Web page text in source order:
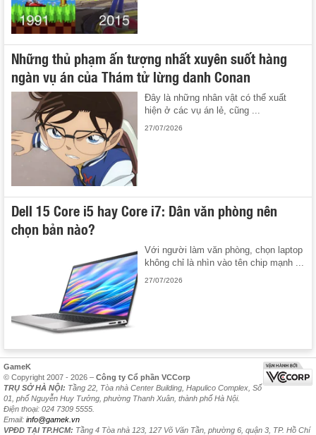
Những thủ phạm ấn tượng nhất xuyên suốt hàng
ngàn vụ án của Thám tử lừng danh Conan
Đây là những nhân vật có thể xuất
hiện ở các vụ án lẻ, cũng ...
27/07/2026
Dell 15 Core i5 hay Core i7: Dân văn phòng nên
chọn bản nào?
Với người làm văn phòng, chọn laptop
không chỉ là nhìn vào tên chip mạnh ...
27/07/2026
GameK
© Copyright 2007 - 2026 – Công ty Cổ phần VCCorp
TRỤ SỞ HÀ NỘI: Tầng 22, Tòa nhà Center Building, Hapulico Complex, Số
01, phố Nguyễn Huy Tưởng, phường Thanh Xuân, thành phố Hà Nội.
Điện thoại: 024 7309 5555.
Email: info@gamek.vn
VPĐD TẠI TP.HCM: Tầng 4 Tòa nhà 123, 127 Võ Văn Tần, phường 6, quận 3, TP. Hồ Chí